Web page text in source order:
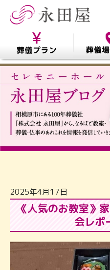
2025年4月17日
《人気のお教室》
会レポ